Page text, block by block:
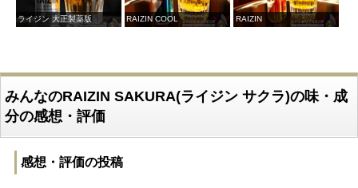
ライジン 大正製薬版 RAIZIN COOL RAIZIN
みんなのRAIZIN SAKURA(ライジン サクラ)の味・成
分の感想・評価
感想・評価の投稿